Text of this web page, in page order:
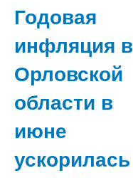
Годовая
инфляция в
Орловской
области в
июне
ускорилась